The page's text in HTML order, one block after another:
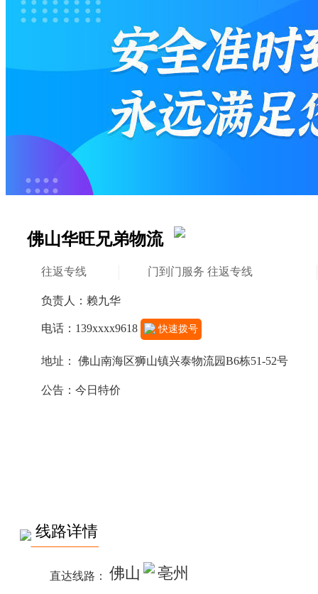
佛山华旺兄弟物流
往返专线 门到门服务 往返专线
负责人：赖九华
电话：139xxxx9618 快速拨号
地址： 佛山南海区狮山镇兴泰物流园B6栋51-52号
公告：今日特价
线路详情
直达线路： 佛山 亳州